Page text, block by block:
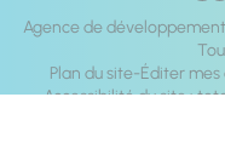
Agence de
Plan du site Éditer mes
Accessibilité du site :